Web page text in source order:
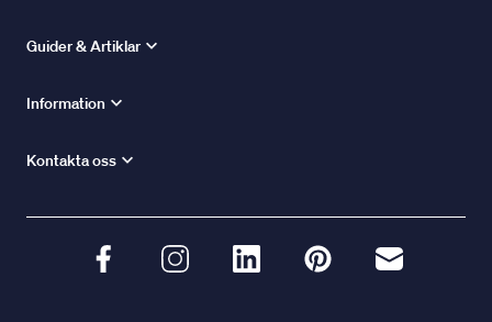
Guider & Artiklar
Information
Kontakta oss